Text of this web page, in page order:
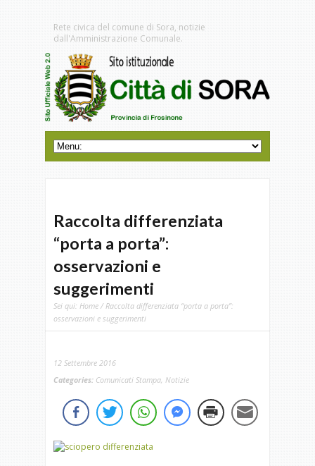
Rete civica del comune di Sora, notizie
dall'Amministrazione Comunale.
Raccolta differenziata
“porta a porta”:
osservazioni e
suggerimenti
Sei qui: Home / Raccolta differenziata “porta a porta”:
osservazioni e suggerimenti
12 Settembre 2016
Categories: Comunicati Stampa Notizie